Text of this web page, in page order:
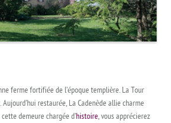
ferme fortifiée de l’époque templière. La Tour
restaurée, La Cadenède allie charme
demeure chargée d’histoire, vous apprécierez